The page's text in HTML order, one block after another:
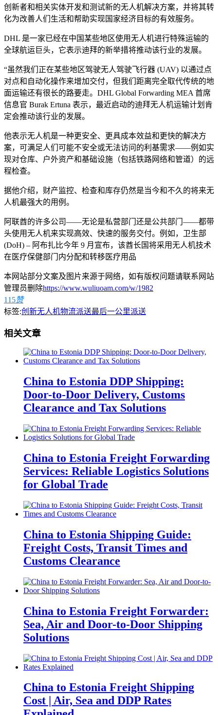
创新者和相关实体开发和测试新的无人机解决方案，并将其转
化为改善人们生活和帮助实现国家经济目标的有效服务。
DHL 是一家已经在中国某些地区使用无人机进行特殊运输的
全球航运巨头，它表示迪拜的新举措将推动该行业的发展。
“虽然我们正在某些地区驾驶无人驾驶飞行器 (UAV) 以通过点
对点和自动化操作来增加交付，但我们距离完全取代传统的地
面运输还有很长的路要走。DHL Global Forwarding MEA 首席
信息官 Burak Ertuna 表示，最近启动的迪拜无人机运输计划肯
定会推动该行业的发展。
他表示无人机是一种更安全、更具成本效益和更快的解决方
案，可满足人们可能不安全或无法访问的利基需求——例如实
现对仓库、户外资产和基础设施（包括铁路网络和管道）的远
程检查。
据他介绍，财产监控、检查和库存仍然是当今和不久的将来无
人机最强大的用例。
阿联酋的许多公司——无论是私营部门还是公共部门——都带
头使用无人机来实现高效、快速的服务交付。例如，卫生部
(DoH) – 阿布扎比今年 9 月宣布，该酋长国将采用无人机技术
在医疗保健部门内分配和转移医疗用品
本网站部分文案及图片来源于网络，如有版权问题请联系网站
管理员删除https://www.wuliuoam.com/w/1982
115赞
标签:创新无人机物流派送最后一公里派送
相关文章
China to Estonia DDP Shipping:
Door-to-Door Delivery, Customs
Clearance and Tax Solutions
China to Estonia Freight Forwarding
Services: Reliable Logistics Solutions
for Global Trade
China to Estonia Shipping Guide:
Freight Costs, Transit Times and
Customs Clearance
China to Estonia Freight Forwarder:
Sea, Air and Door-to-Door Shipping
Solutions
China to Estonia Freight Shipping
Cost | Air, Sea and DDP Rates